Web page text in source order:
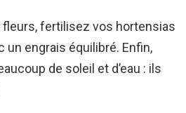
fleurs, fertilisez vos hortensias
un engrais équilibré. Enfin,
de soleil et d’eau : ils